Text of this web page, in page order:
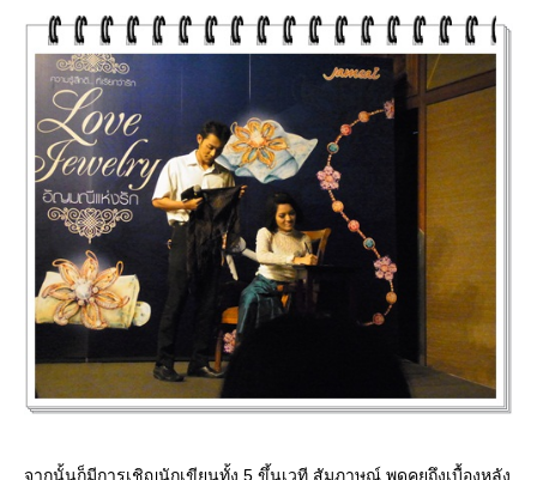
จากนั้นก็มีการเชิญนักเขียนทั้ง 5 ขึ้นเวที สัมภาษณ์ พูดคุยถึงเบื้องหลัง